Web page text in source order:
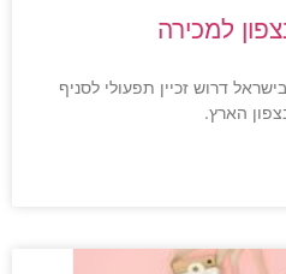
למכירה
דרוש זכיין תפעולי לסניף
הארץ.